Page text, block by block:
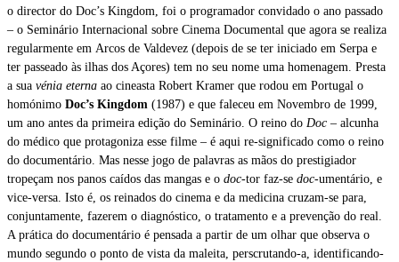
o director do Doc’s Kingdom, foi o programador convidado o ano passado
– o Seminário Internacional sobre Cinema Documental que agora se realiza
regularmente em Arcos de Valdevez (depois de se ter iniciado em Serpa e
ter passeado às ilhas dos Açores) tem no seu nome uma homenagem. Presta
a sua vénia eterna ao cineasta Robert Kramer que rodou em Portugal o
homónimo Doc’s Kingdom (1987) e que faleceu em Novembro de 1999,
um ano antes da primeira edição do Seminário. O reino do Doc – alcunha
do médico que protagoniza esse filme – é aqui re-significado como o reino
do documentário. Mas nesse jogo de palavras as mãos do prestigiador
tropeçam nos panos caídos das mangas e o doc-tor faz-se doc-umentário, e
vice-versa. Isto é, os reinados do cinema e da medicina cruzam-se para,
conjuntamente, fazerem o diagnóstico, o tratamento e a prevenção do real.
A prática do documentário é pensada a partir de um olhar que observa o
mundo segundo o ponto de vista da maleita, perscrutando-a, identificando-